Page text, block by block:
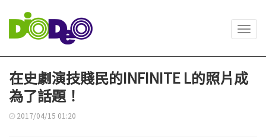
在史劇演技賤民的INFINITE L的照片成
為了話題！
2017/04/15 01:20